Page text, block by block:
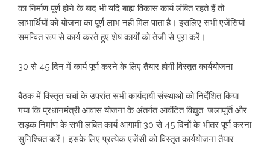
का निर्माण पूर्ण होने के बाद भी यदि बाह्य विकास कार्य लंबित रहते हैं तो
लाभार्थियों को योजना का पूर्ण लाभ नहीं मिल पाता है। इसलिए सभी एजेंसियां
समन्वित रूप से कार्य करते हुए शेष कार्यों को तेजी से पूरा करें।
30 से 45 दिन में कार्य पूर्ण करने के लिए तैयार होगी विस्तृत कार्ययोजना
बैठक में विस्तृत चर्चा के उपरांत सभी कार्यदायी संस्थाओं को निर्देशित किया
गया कि प्रधानमंत्री आवास योजना के अंतर्गत आवंटित विद्युत, जलापूर्ति और
सड़क निर्माण के सभी लंबित कार्य आगामी 30 से 45 दिनों के भीतर पूर्ण करना
सुनिश्चित करें। इसके लिए प्रत्येक एजेंसी को विस्तृत कार्ययोजना तैयार